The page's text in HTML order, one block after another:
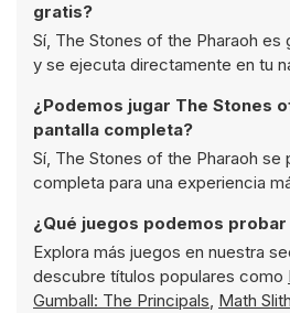
gratis?
Sí, The Stones of the Pharaoh es
y se ejecuta directamente en tu
¿Podemos jugar The Stones
pantalla completa?
Sí, The Stones of the Pharaoh se
completa para una experiencia
¿Qué juegos podemos
Explora más juegos en nuestra
descubre títulos populares como
Gumball: The Principals, Math